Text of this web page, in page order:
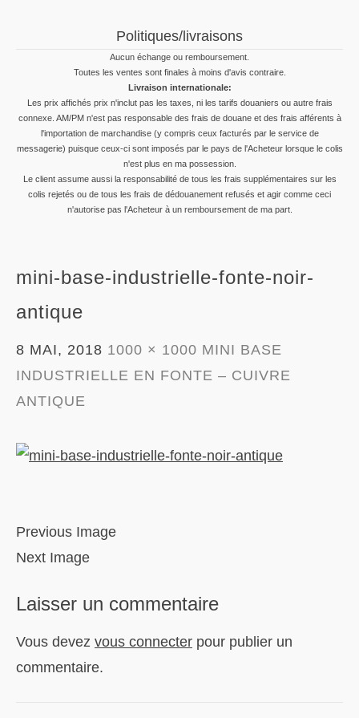
Politiques/livraisons
Aucun échange ou remboursement.
Toutes les ventes sont finales à moins d'avis contraire.
Livraison internationale:
Les prix affichés prix n'inclut pas les taxes, ni les tarifs douaniers ou autre frais
connexe. AM/PM n'est pas responsable des frais de douane et des frais afférents à
l'importation de marchandise (y compris ceux facturés par le service de
messagerie) puisque ceux-ci sont imposés par le pays de l'Acheteur lorsque le colis
n'est plus en ma possession.
Le client assume aussi la responsabilité de tous les frais supplémentaires sur les
colis rejetés ou de tous les frais de dédouanement refusés et agir comme ceci
n'autorise pas l'Acheteur à un remboursement de ma part.
mini-base-industrielle-fonte-noir-
antique
8 MAI, 2018 1000 × 1000 MINI BASE
INDUSTRIELLE EN FONTE – CUIVRE
ANTIQUE
Previous Image
Next Image
Laisser un commentaire
Vous devez vous connecter pour publier un
commentaire.